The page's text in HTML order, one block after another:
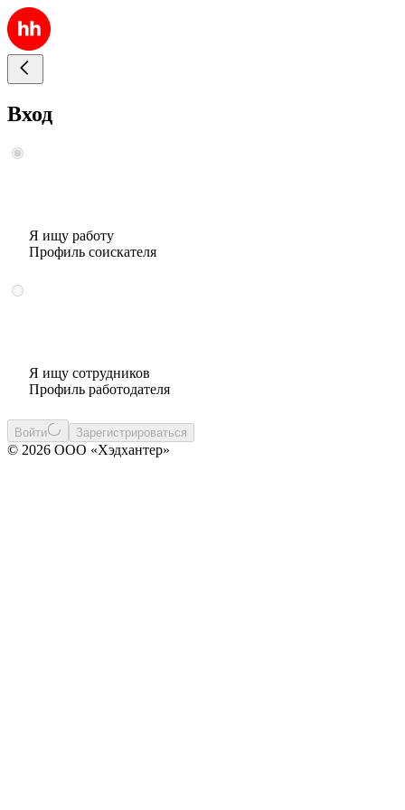
Вход
Я ищу работу
Профиль соискателя
Я ищу сотрудников
Профиль работодателя
Войти Зарегистрироваться
© 2026 ООО «Хэдхантер»